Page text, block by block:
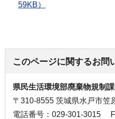
59KB）
このページに関するお問
県民生活環境部廃棄物規制
〒310-8555 茨城県水戸市笠
電話番号：029-301-3015